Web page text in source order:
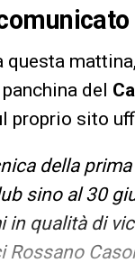
questa mattina,
del
proprio sito
della
sino al 30
qualità di
Rossano